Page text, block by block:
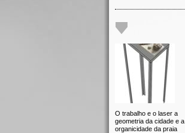
O trabalho e o laser a
geometria da cidade e a
organicidade da praia